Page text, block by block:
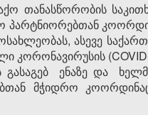
თანასწორობის
პარტნიორებთან
ასევე
კორონავირუსის
გასაგებ ენაზე და
მჭიდრო